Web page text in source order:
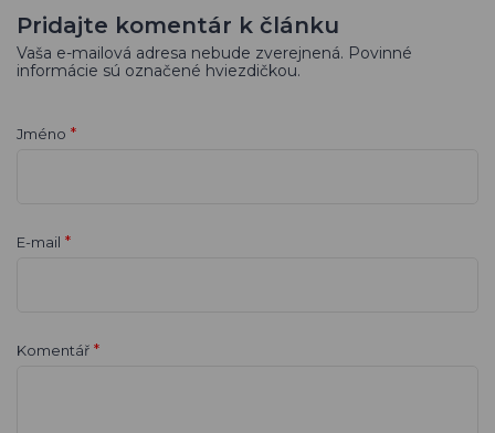
Pridajte komentár k článku
Vaša e-mailová adresa nebude zverejnená. Povinné
informácie sú označené hviezdičkou.
Jméno *
E-mail *
Komentář *